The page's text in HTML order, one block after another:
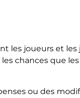
les joueurs et les
chances que
ou des